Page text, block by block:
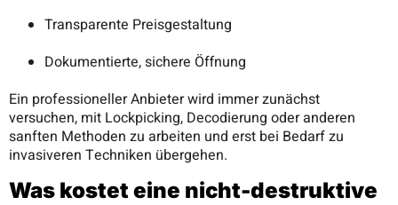
Transparente Preisgestaltung
Dokumentierte, sichere Öffnung
Ein professioneller Anbieter wird immer zunächst
versuchen, mit Lockpicking, Decodierung oder anderen
sanften Methoden zu arbeiten und erst bei Bedarf zu
invasiveren Techniken übergehen.
Was kostet eine nicht-destruktive